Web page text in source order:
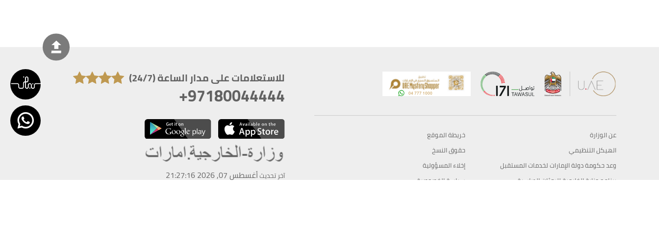
للاستعلامات على مدار الساعة (24/7)
+97180044444
آخر تحديثأغسطس 07, 2026 21:27:16
عن الوزارة
الهيكل التنظيمي
وعد حكومة دولة الإمارات لخدمات المستقبل
برنامج وزارة الخارجية للبعثات الدراسية
خريطة الموقع
حقوق النسخ
إخلاء المسؤولية
سياسة الخصوصية